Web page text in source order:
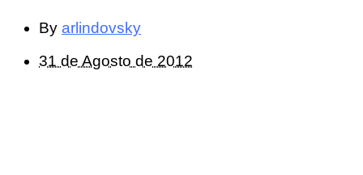
By arlindovsky
31 de Agosto de 2012